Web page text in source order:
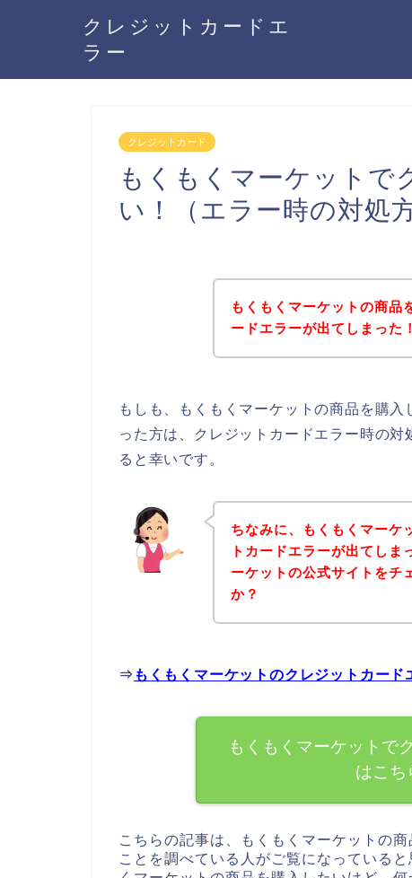
クレジットカードエ
ラー
クレジットカード
もくもくマーケットで
い！（エラー時の対処方
もくもくマーケットの商品
ードエラーが出てしまった
もしも、もくもくマーケットの商品を購
った方は、クレジットカードエラー時の
ると幸いです。
ちなみに、もくもくマーケ
トカードエラーが出てしま
ーケットの公式サイトをチ
か？
⇒ もくもくマーケットのクレジットカー
もくもくマーケットで
はこち
こちらの記事は、もくもくマーケットの
ことを調べている人がご覧になっている